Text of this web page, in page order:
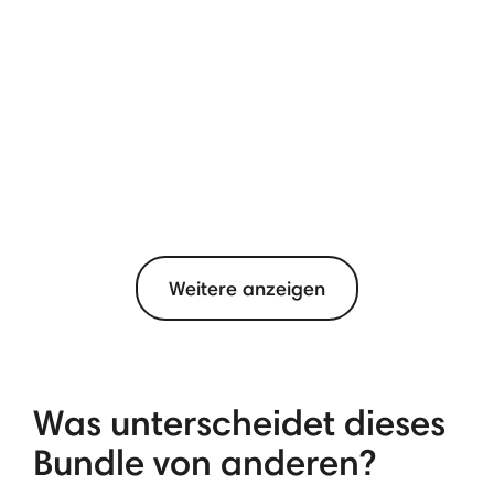
Weitere anzeigen
Was unterscheidet dieses
Bundle von anderen?